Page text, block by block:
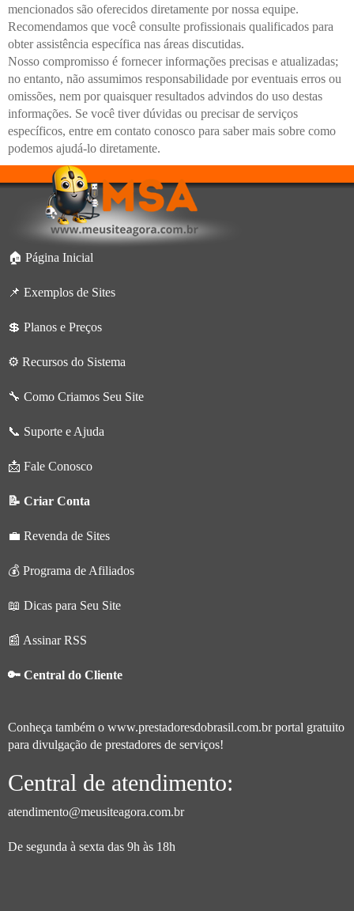
mencionados são oferecidos diretamente por nossa equipe.
Recomendamos que você consulte profissionais qualificados para
obter assistência específica nas áreas discutidas.
Nosso compromisso é fornecer informações precisas e atualizadas;
no entanto, não assumimos responsabilidade por eventuais erros ou
omissões, nem por quaisquer resultados advindos do uso destas
informações. Se você tiver dúvidas ou precisar de serviços
específicos, entre em contato conosco para saber mais sobre como
podemos ajudá-lo diretamente.
🏠 Página Inicial
📌 Exemplos de Sites
💲 Planos e Preços
⚙️ Recursos do Sistema
🔧 Como Criamos Seu Site
📞 Suporte e Ajuda
📩 Fale Conosco
📝 Criar Conta
💼 Revenda de Sites
💰 Programa de Afiliados
📖 Dicas para Seu Site
📰 Assinar RSS
🔑 Central do Cliente
Conheça também o www.prestadoresdobrasil.com.brportal gratuito
para divulgação de prestadores de serviços!
Central de atendimento:
atendimento@meusiteagora.com.br
De segunda à sexta das 9h às 18h